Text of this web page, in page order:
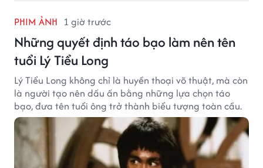
PHIM ẢNH 1 giờ trước
Những quyết định táo bạo làm nên tên
tuổi Lý Tiểu Long
Lý Tiểu Long không chỉ là huyền thoại võ thuật, mà còn
là người tạo nên dấu ấn bằng những lựa chọn táo
bạo, đưa tên tuổi ông trở thành biểu tượng toàn cầu.